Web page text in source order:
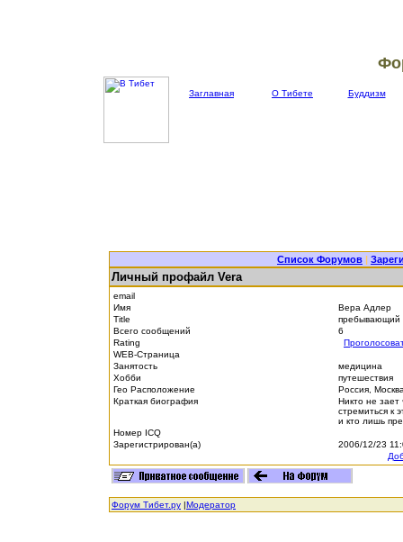
Заглавная О Тибете Буддизм
Список Форумов |
Личный профайл Vera
email
Имя
Вера Адлер
Title
пребывающий
Всего сообщений
6
Rating
WEB-Страница
Занятость
медицина
Хобби
путешествия
Гео Расположение
Россия,
Краткая биография
Никто не зает
стремиться к
и кто лишь
Номер ICQ
Зарегистрирован(а)
2006/12/23
Форум Тибет.ру |Модератор